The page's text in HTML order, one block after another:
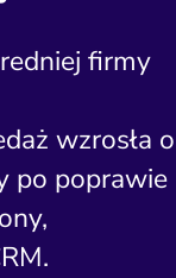
firmy
wzrosła o
po poprawie